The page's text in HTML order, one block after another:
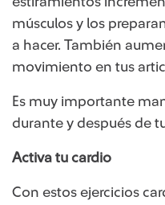
músculos y los
a hacer. También
movimiento en tus
Es muy importante
durante y después de
Activa tu cardio
Con estos ejercicios